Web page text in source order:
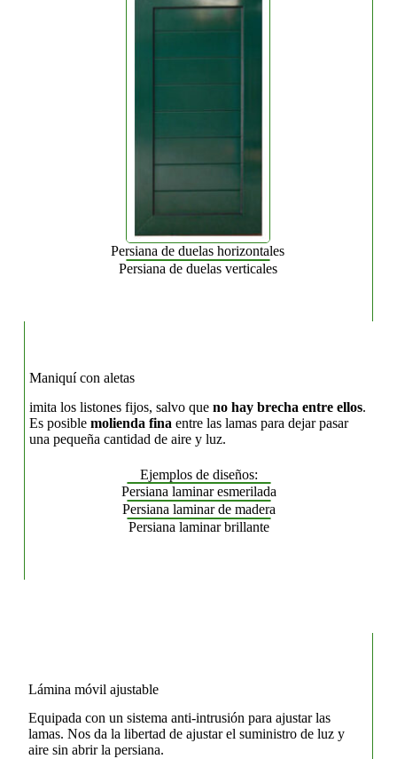
Persiana de duelas horizontales
Persiana de duelas verticales
Maniquí con aletas
imita los listones fijos, salvo que no hay brecha entre ellos.
Es posible molienda fina entre las lamas para dejar pasar
una pequeña cantidad de aire y luz.
Ejemplos de diseños:
Persiana laminar esmerilada
Persiana laminar de madera
Persiana laminar brillante
Lámina móvil ajustable
Equipada con un sistema anti-intrusión para ajustar las
lamas. Nos da la libertad de ajustar el suministro de luz y
aire sin abrir la persiana.